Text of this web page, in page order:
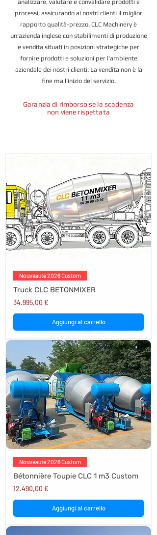
analizzare, valutare e convalidare prodotti e
processi, assicurando ai nostri clienti il ​​miglior
rapporto qualità-prezzo. CLC Machinery è
un'azienda inglese con stabilimenti di produzione
e vendita situati in posizioni strategiche per
fornire prodotti e soluzioni per l'ambiente
aziendale dei nostri clienti. La vendita non è la
fine ma l'inizio del servizio.
Garanzia di rimborso se la scadenza
non viene rispettata
Nouveauté 2026 Custom
Truck CLC BETONMIXER
Prezzo
34.995,00 €
Aggiungi al carrello
Nouveauté 2026 Custom
Bétonnière Toupie CLC 1 m3 Custom
Prezzo
12.490,00 €
Aggiungi al carrello